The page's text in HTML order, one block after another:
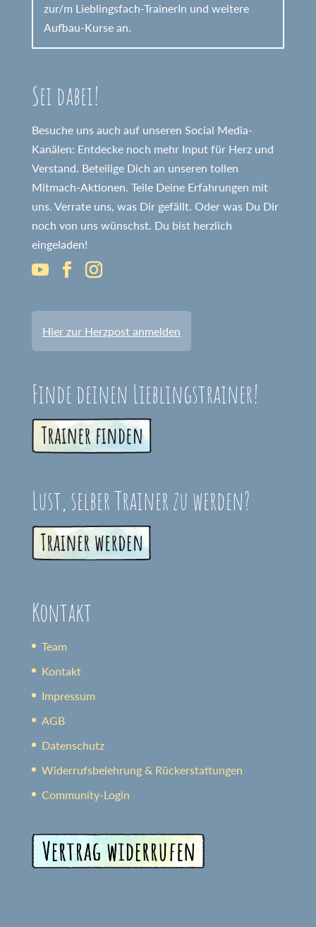
zur/m Lieblingsfach-TrainerIn und weitere
Aufbau-Kurse an.
Sei dabei!
Besuche uns auch auf unseren Social Media-
Kanälen: Entdecke noch mehr Input für Herz und
Verstand. Beteilige Dich an unseren tollen
Mitmach-Aktionen. Teile Deine Erfahrungen mit
uns. Verrate uns, was Dir gefällt. Oder was Du Dir
noch von uns wünschst. Du bist herzlich
eingeladen!
Hier zur Herzpost anmelden
Finde deinen Lieblingstrainer!
Lust, selber Trainer zu werden?
Kontakt
Team
Kontakt
Impressum
AGB
Datenschutz
Widerrufsbelehrung & Rückerstattungen
Community-Login